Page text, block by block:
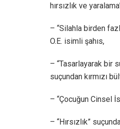
hırsızlık ve
– “Silahla birden
O.E. isimli şahıs,
– “Tasarlayarak bir
suçundan kırmızı
– “Çocuğun Cinsel
– “Hırsızlık”